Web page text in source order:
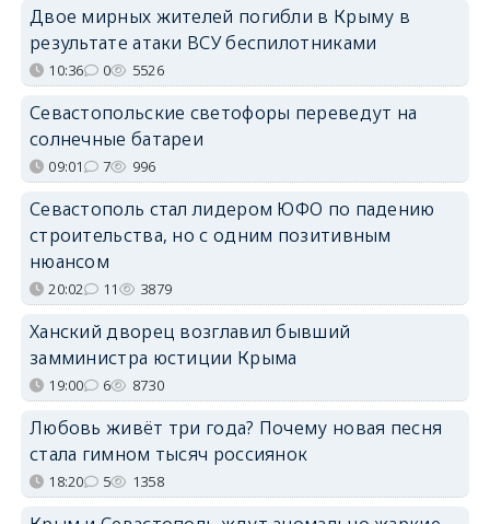
Двое мирных жителей погибли в Крыму в
результате атаки ВСУ беспилотниками
10:36 0 5526
Севастопольские светофоры переведут на
солнечные батареи
09:01 7 996
Севастополь стал лидером ЮФО по падению
строительства, но с одним позитивным
нюансом
20:02 11 3879
Ханский дворец возглавил бывший
замминистра юстиции Крыма
19:00 6 8730
Любовь живёт три года? Почему новая песня
стала гимном тысяч россиянок
18:20 5 1358